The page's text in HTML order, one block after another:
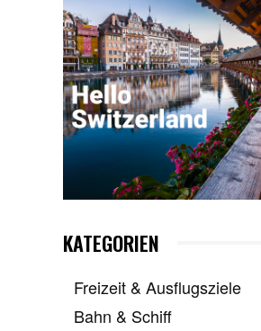
KATEGORIEN
Freizeit & Ausflugsziele
Bahn & Schiff